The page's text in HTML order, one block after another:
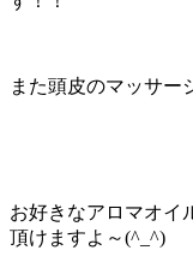
また頭皮のマッサー
お好きなアロマオイ
頂けますよ～(^_^)